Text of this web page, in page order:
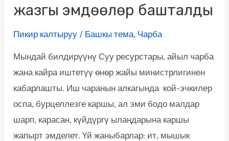
жазгы эмдөөлөр башталды
Пикир калтыруу / Башкы тема, Чарба
Мындай билдирүүнү Суу ресурстары, айыл чарба
жана кайра иштетүү өнөр жайы министрлигинен
кабарлашты. Иш чаранын алкагында кой-эчкилер
оспа, бурцеллезге каршы, ал эми бодо малдар
шарп, карасан, күйдүргү ылаңдарына каршы
жапырт эмделет. Үй жаныбарлар: ит, мышык